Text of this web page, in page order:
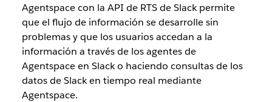
Agentspace con la API de RTS de Slack permite
que el flujo de información se desarrolle sin
problemas y que los usuarios accedan a la
información a través de los agentes de
Agentspace en Slack o haciendo consultas de los
datos de Slack en tiempo real mediante
Agentspace.